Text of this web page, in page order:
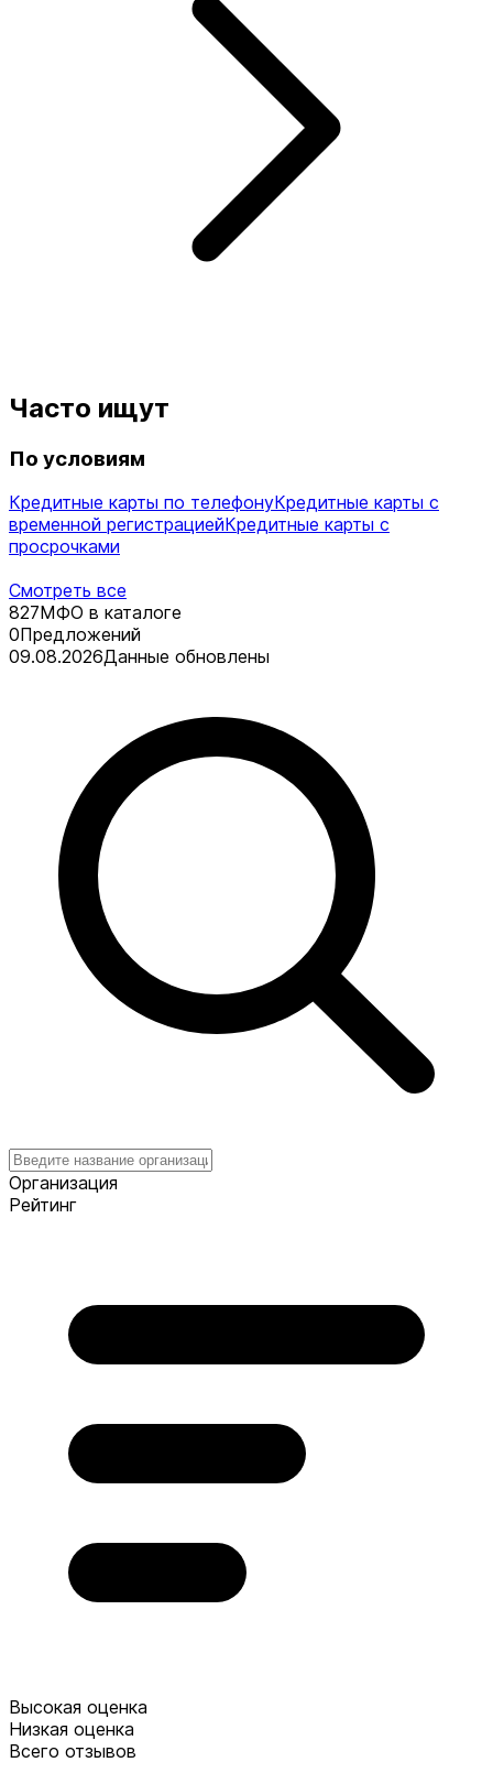
Часто ищут
По условиям
Кредитные карты по телефонуКредитные карты с
временной регистрациейКредитные карты с
просрочками
Смотреть все
827МФО в каталоге
0Предложений
09.08.2026Данные обновлены
Организация
Рейтинг
Высокая оценка
Низкая оценка
Всего отзывов